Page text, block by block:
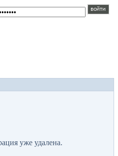
уже удалена.